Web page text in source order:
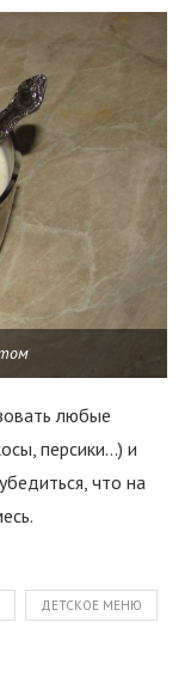
любые
персики…) и
что на
ДЕТСКОЕ МЕНЮ